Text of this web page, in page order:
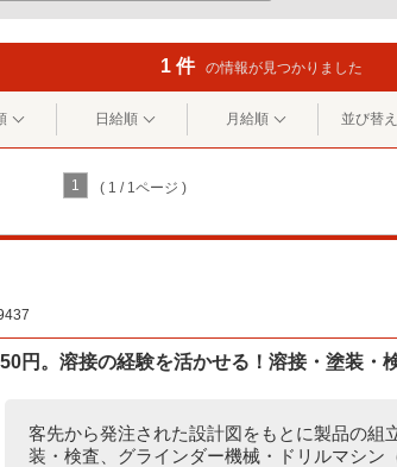
1 件 の情報が見つかりました
日給順 月給順 並び替
1 ( 1 / 1ページ )
円。溶接の経験を活かせる！溶接・塗装・
客先から発注された設計図をもとに製品の組
装・検査、グラインダー機械・ドリルマシン